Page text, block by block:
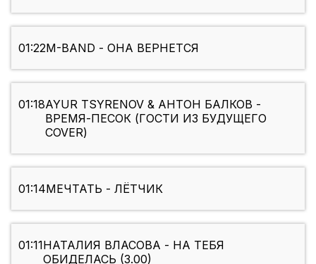
01:22M-BAND - ОНА ВЕРНЕТСЯ
01:18AYUR TSYRENOV & АНТОН БАЛКОВ -
ВРЕМЯ-ПЕСОК (ГОСТИ ИЗ БУДУЩЕГО
COVER)
01:14МЕЧТАТЬ - ЛЁТЧИК
01:11НАТАЛИЯ ВЛАСОВА - НА ТЕБЯ
ОБИДЕЛАСЬ (3.00)